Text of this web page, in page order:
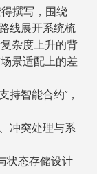
撰写，围绕
线展开系统梳
杂度上升的背
景适配上的差
智能合约”，
冲突处理与系
状态存储设计